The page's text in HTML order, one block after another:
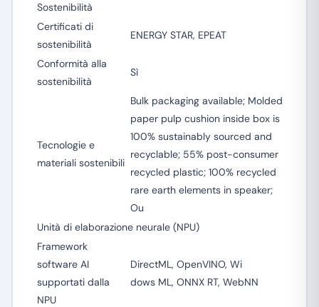
Sostenibilità
Certificati di
sostenibilità
ENERGY STAR, EPEAT
Conformità alla
sostenibilità
Sì
Tecnologie e
materiali sostenibili
Bulk packaging available; Molded
paper pulp cushion inside box is
100% sustainably sourced and
recyclable; 55% post-consumer
recycled plastic; 100% recycled
rare earth elements in speaker;
Ou
Unità di elaborazione neurale (NPU)
Framework
software AI
supportati dalla
NPU
DirectML, OpenVINO, Wi
dows ML, ONNX RT, WebNN